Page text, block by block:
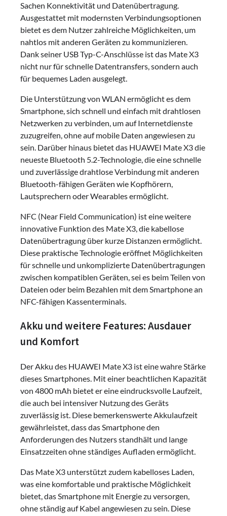
Sachen Konnektivität und Datenübertragung.
Ausgestattet mit modernsten Verbindungsoptionen
bietet es dem Nutzer zahlreiche Möglichkeiten, um
nahtlos mit anderen Geräten zu kommunizieren.
Dank seiner USB Typ-C-Anschlüsse ist das Mate X3
nicht nur für schnelle Datentransfers, sondern auch
für bequemes Laden ausgelegt.
Die Unterstützung von WLAN ermöglicht es dem
Smartphone, sich schnell und einfach mit drahtlosen
Netzwerken zu verbinden, um auf Internetdienste
zuzugreifen, ohne auf mobile Daten angewiesen zu
sein. Darüber hinaus bietet das HUAWEI Mate X3 die
neueste Bluetooth 5.2-Technologie, die eine schnelle
und zuverlässige drahtlose Verbindung mit anderen
Bluetooth-fähigen Geräten wie Kopfhörern,
Lautsprechern oder Wearables ermöglicht.
NFC (Near Field Communication) ist eine weitere
innovative Funktion des Mate X3, die kabellose
Datenübertragung über kurze Distanzen ermöglicht.
Diese praktische Technologie eröffnet Möglichkeiten
für schnelle und unkomplizierte Datenübertragungen
zwischen kompatiblen Geräten, sei es beim Teilen von
Dateien oder beim Bezahlen mit dem Smartphone an
NFC-fähigen Kassenterminals.
Akku und weitere Features: Ausdauer
und Komfort
Der Akku des HUAWEI Mate X3 ist eine wahre Stärke
dieses Smartphones. Mit einer beachtlichen Kapazität
von 4800 mAh bietet er eine eindrucksvolle Laufzeit,
die auch bei intensiver Nutzung des Geräts
zuverlässig ist. Diese bemerkenswerte Akkulaufzeit
gewährleistet, dass das Smartphone den
Anforderungen des Nutzers standhält und lange
Einsatzzeiten ohne ständiges Aufladen ermöglicht.
Das Mate X3 unterstützt zudem kabelloses Laden,
was eine komfortable und praktische Möglichkeit
bietet, das Smartphone mit Energie zu versorgen,
ohne ständig auf Kabel angewiesen zu sein. Diese